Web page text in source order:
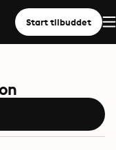
Start tilbuddet